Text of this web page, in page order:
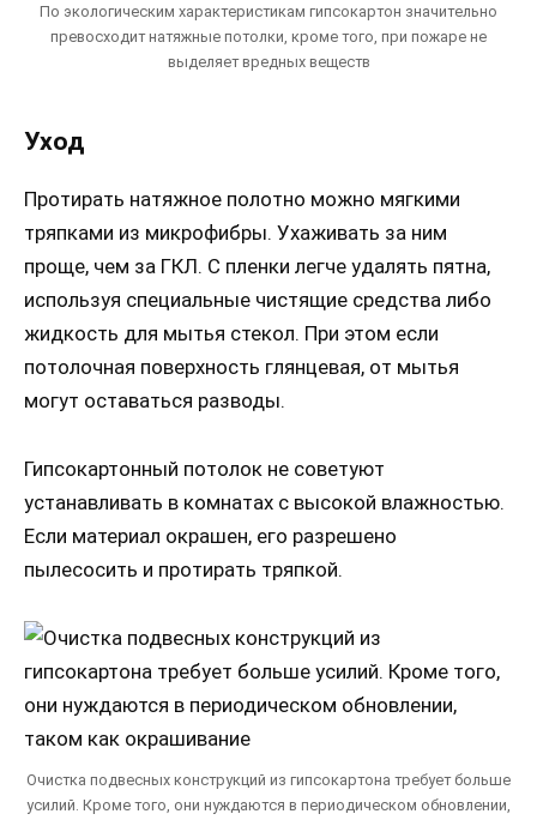
По экологическим характеристикам гипсокартон значительно
превосходит натяжные потолки, кроме того, при пожаре не
выделяет вредных веществ
Уход
Протирать натяжное полотно можно мягкими
тряпками из микрофибры. Ухаживать за ним
проще, чем за ГКЛ. С пленки легче удалять пятна,
используя специальные чистящие средства либо
жидкость для мытья стекол. При этом если
потолочная поверхность глянцевая, от мытья
могут оставаться разводы.
Гипсокартонный потолок не советуют
устанавливать в комнатах с высокой влажностью.
Если материал окрашен, его разрешено
пылесосить и протирать тряпкой.
Очистка подвесных конструкций из гипсокартона требует больше
усилий. Кроме того, они нуждаются в периодическом обновлении,